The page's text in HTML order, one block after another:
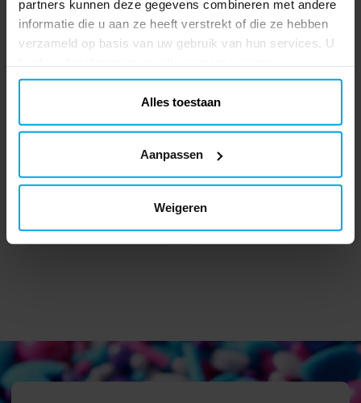
partners kunnen deze gegevens combineren met andere
informatie die u aan ze heeft verstrekt of die ze hebben
verzameld op basis van uw gebruik van hun services. U
Alles toestaan
Aanpassen
Weigeren
Mini Squishy Fastfood 4
TOEVOEGEN
Trolli Miniburger
TOEVOEGEN